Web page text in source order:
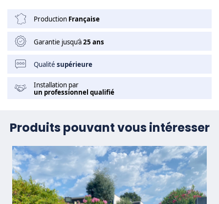
Production Française
Garantie jusqu’à25 ans
Qualité supérieure
Installation par
un professionnel qualifié
Produits pouvant vous intéresser